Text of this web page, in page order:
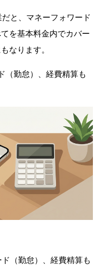
と、マネーフォワード
を基本料金内でカバー
なります。
（勤怠）、経費精算も
ド（勤怠）、経費精算も